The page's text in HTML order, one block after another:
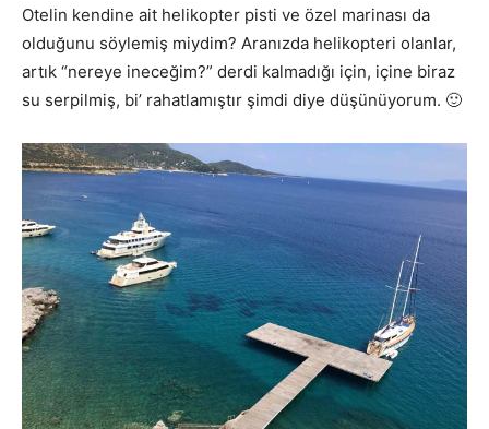
Otelin kendine ait helikopter pisti ve özel marinası da
olduğunu söylemiş miydim? Aranızda helikopteri olanlar,
artık “nereye ineceğim?” derdi kalmadığı için, içine biraz
su serpilmiş, bi’ rahatlamıştır şimdi diye düşünüyorum. 🙂